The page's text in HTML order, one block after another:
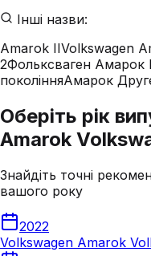
Інші назви:
Amarok IIVolkswagen
2Фольксваген Амарок
поколінняАмарок
Оберіть рік
Amarok
Знайдіть точні
вашого року
2022
Volkswagen Amarok